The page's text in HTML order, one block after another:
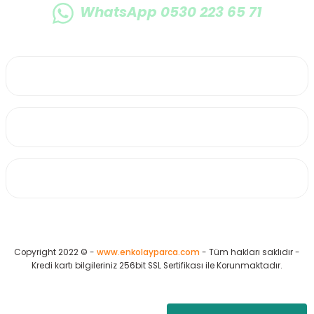
WhatsApp 0530 223 65 71
Copyright 2022 © - www.enkolayparca.com - Tüm hakları saklıdır -
Kredi kartı bilgileriniz 256bit SSL Sertifikası ile Korunmaktadır.